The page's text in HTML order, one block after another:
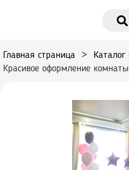
Главная страница >
Красивое оформление